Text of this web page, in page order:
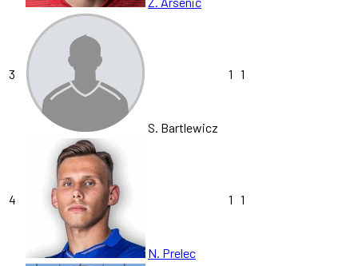
3
S. Bartlewicz
1 1
4
N. Prelec
1 1